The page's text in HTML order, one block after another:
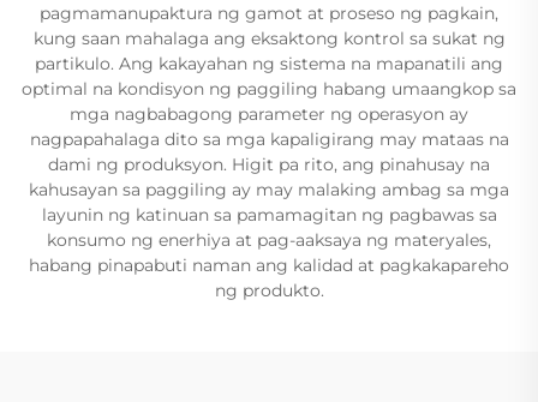
pagmamanupaktura ng gamot at proseso ng pagkain,
kung saan mahalaga ang eksaktong kontrol sa sukat ng
partikulo. Ang kakayahan ng sistema na mapanatili ang
optimal na kondisyon ng paggiling habang umaangkop sa
mga nagbabagong parameter ng operasyon ay
nagpapahalaga dito sa mga kapaligirang may mataas na
dami ng produksyon. Higit pa rito, ang pinahusay na
kahusayan sa paggiling ay may malaking ambag sa mga
layunin ng katinuan sa pamamagitan ng pagbawas sa
konsumo ng enerhiya at pag-aaksaya ng materyales,
habang pinapabuti naman ang kalidad at pagkakapareho
ng produkto.